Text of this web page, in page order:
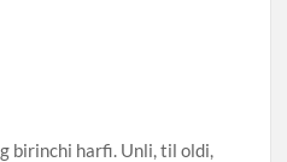
birinchi harfi. Unli, til oldi,